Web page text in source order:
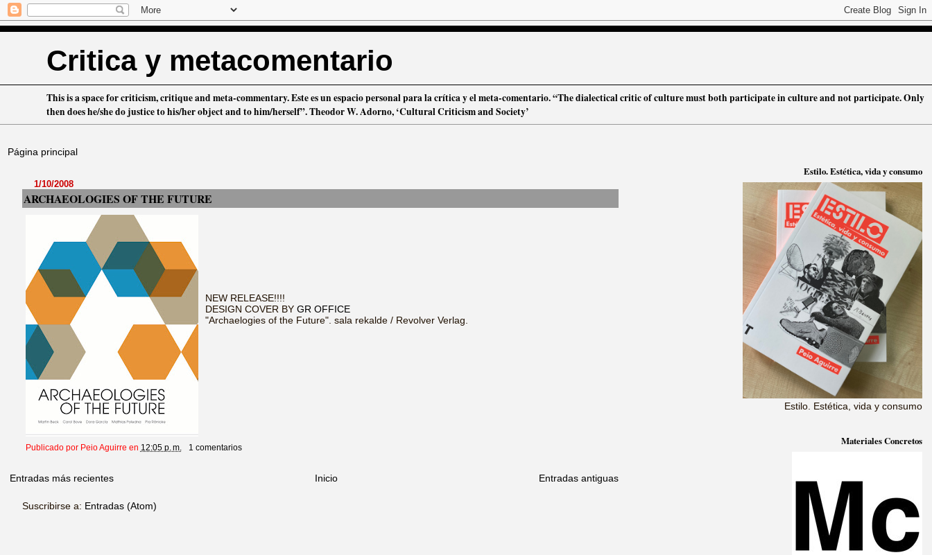
Critica y metacomentario
This is a space for criticism, critique and meta-commentary. Este es un espacio personal para la crítica y el meta-comentario. “The dialectical critic of culture must both participate in culture and not participate. Only
then does he/she do justice to his/her object and to him/herself”. Theodor W. Adorno, ‘Cultural Criticism and Society’
Página principal
1/10/2008
ARCHAEOLOGIES OF THE FUTURE
NEW RELEASE!!!!
DESIGN COVER BY GR OFFICE
"Archaelogies of the Future". sala rekalde / Revolver Verlag.
Publicado por Peio Aguirre en 12:05 p. m. 1 comentarios
Entradas más recientes Entradas antiguas
Inicio
Suscribirse a: Entradas (Atom)
Estilo. Estética, vida y consumo
Estilo. Estética, vida y consumo
Materiales Concretos